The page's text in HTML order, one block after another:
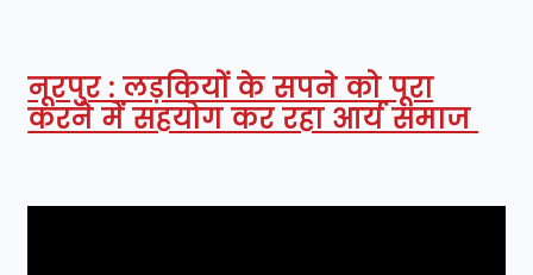
नूरपुर : लड़कियों के सपने को पूरा
करने में सहयोग कर रहा आर्य समाज